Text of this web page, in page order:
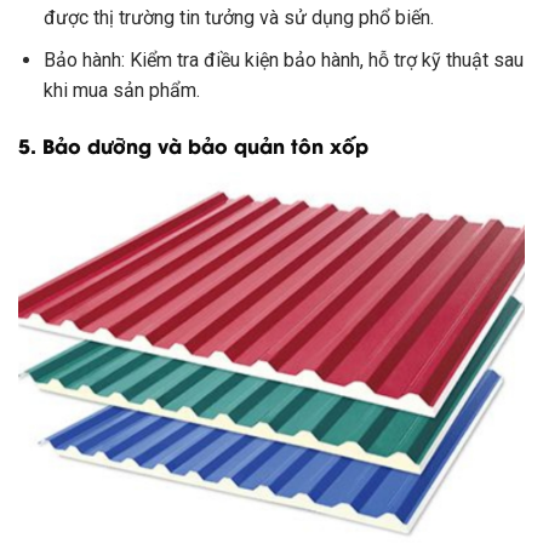
được thị trường tin tưởng và sử dụng phổ biến.
Bảo hành: Kiểm tra điều kiện bảo hành, hỗ trợ kỹ thuật sau
khi mua sản phẩm.
5. Bảo dưỡng và bảo quản tôn xốp